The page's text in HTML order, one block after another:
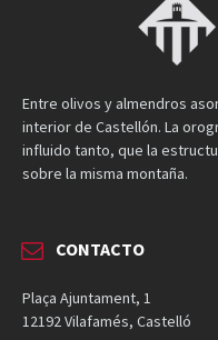
Entre olivos y almendros
interior de Castellón. La
influido tanto, que la
sobre la misma montaña.
CONTACTO
Plaça Ajuntament, 1
12192 Vilafamés, Castelló